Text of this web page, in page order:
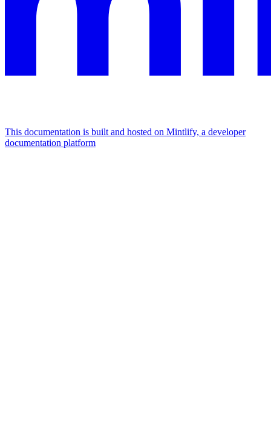
This documentation is built and hosted on Mintlify, a developer
documentation platform